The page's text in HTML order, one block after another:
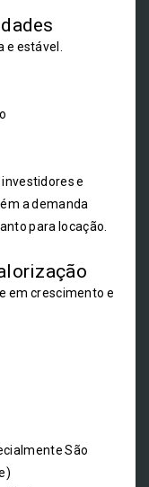
estável.
e
a demanda
para locação.
em crescimento e
São